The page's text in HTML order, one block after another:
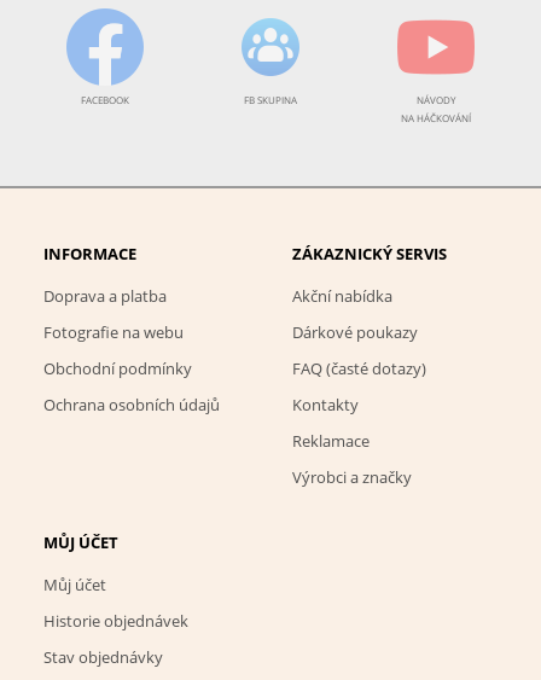
FACEBOOK FB SKUPINA
NÁVODY
NA HÁČKOVÁNÍ
INFORMACE
Doprava a platba
Fotografie na webu
Obchodní podmínky
Ochrana osobních údajů
ZÁKAZNICKÝ SERVIS
Akční nabídka
Dárkové poukazy
FAQ (časté dotazy)
Kontakty
Reklamace
Výrobci a značky
MŮJ ÚČET
Můj účet
Historie objednávek
Stav objednávky